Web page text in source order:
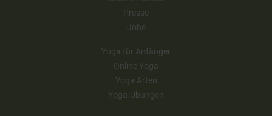
Presse
Jobs
Yoga für Anfänger
Online Yoga
Yoga Arten
Yoga-Übungen